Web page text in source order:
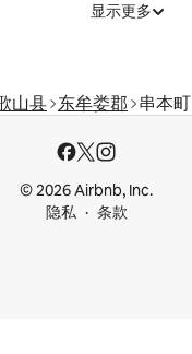
显示更多
山县 东牟娄郡 串本町
© 2026 Airbnb, Inc.
隐私
条款